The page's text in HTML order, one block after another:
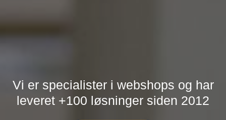
Vi er specialister i webshops og har
leveret +100 løsninger siden 2012